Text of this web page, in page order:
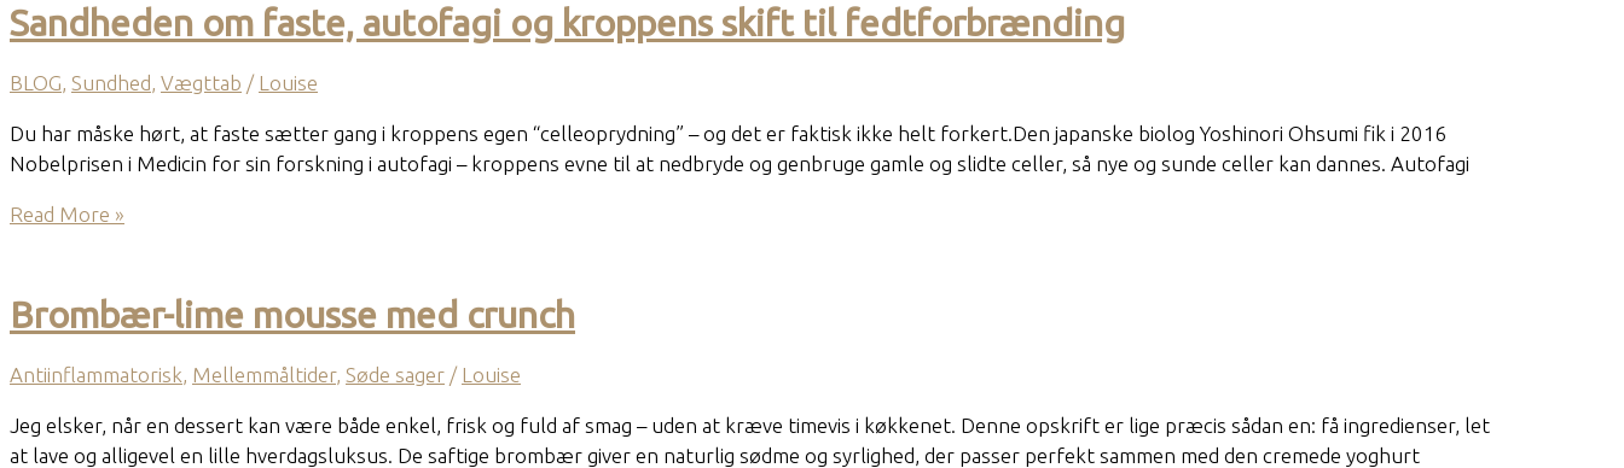
TV2’s
“Glukosegudindens
guide
sundhed”?
Sandheden om faste, autofagi og kroppens skift til fedtforbrænding
BLOG, Sundhed, Vægttab / Louise
Du har måske hørt, at faste sætter gang i kroppens egen “celleoprydning” – og det er faktisk ikke helt forkert.Den japanske biolog Yoshinori Ohsumi fik i 2016
Nobelprisen i Medicin for sin forskning i autofagi – kroppens evne til at nedbryde og genbruge gamle og slidte celler, så nye og sunde celler kan dannes. Autofagi
Sandheden
autofagi
og
kroppens
til
fedtforbrænding
Read More »
Brombær-lime mousse med crunch
Antiinflammatorisk Mellemmåltider, Søde sager / Louise
Jeg elsker, når en dessert kan være både enkel, frisk og fuld af smag – uden at kræve timevis i køkkenet. Denne opskrift er lige præcis sådan en: få ingredienser, let
at lave og alligevel en lille hverdagsluksus. De saftige brombær giver en naturlig sødme og syrlighed, der passer perfekt sammen med den cremede yoghurt